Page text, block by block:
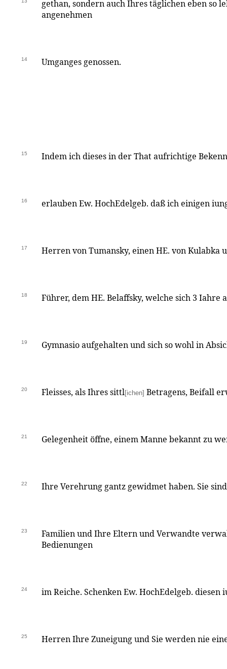
gethan, sondern auch Ihres täglichen eben so
angenehmen
14 Umganges genossen.
15 Indem ich dieses in der That aufrichtige
16 erlauben Ew. HochEdelgeb. daß ich einigen
17 Herren von Tumansky, einen HE. von Kulabka
18 Führer, dem HE. Belaffsky, welche sich 3 Iahre
19 Gymnasio aufgehalten und sich so wohl in
20 Fleisses, als Ihres sittl[ichen] Betragens, Beifall
21 Gelegenheit öffne, einem Manne bekannt zu
22 Ihre Verehrung gantz gewidmet haben. Sie
23
Familien und Ihre Eltern und Verwandte
Bedienungen
24 im Reiche. Schenken Ew. HochEdelgeb. diesen
25 Herren Ihre Zuneigung und Sie werden nie